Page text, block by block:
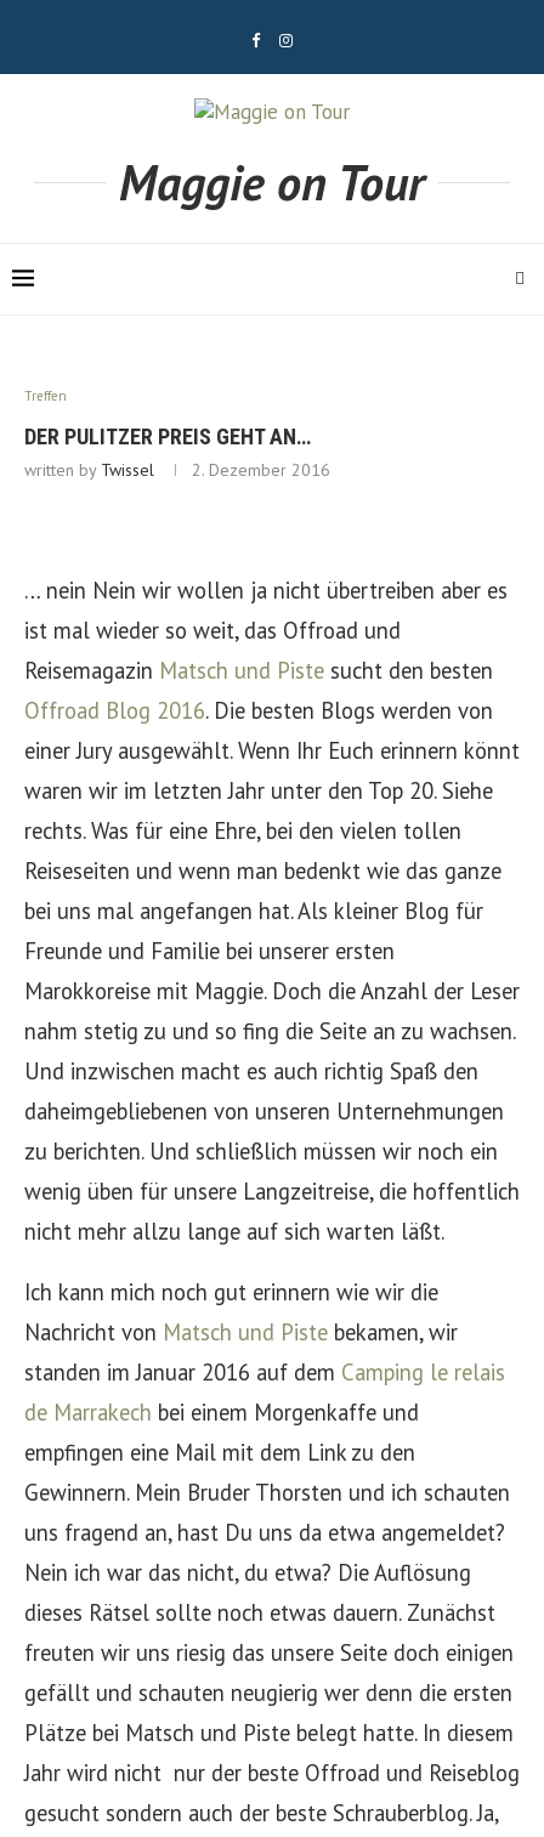
Maggie on Tour
Treffen
DER PULITZER PREIS GEHT AN…
written by Twissel 2. Dezember 2016
… nein Nein wir wollen ja nicht übertreiben aber es
ist mal wieder so weit, das Offroad und
Reisemagazin Matsch und Piste sucht den besten
Offroad Blog 2016. Die besten Blogs werden von
einer Jury ausgewählt. Wenn Ihr Euch erinnern könnt
waren wir im letzten Jahr unter den Top 20. Siehe
rechts. Was für eine Ehre, bei den vielen tollen
Reiseseiten und wenn man bedenkt wie das ganze
bei uns mal angefangen hat. Als kleiner Blog für
Freunde und Familie bei unserer ersten
Marokkoreise mit Maggie. Doch die Anzahl der Leser
nahm stetig zu und so fing die Seite an zu wachsen.
Und inzwischen macht es auch richtig Spaß den
daheimgebliebenen von unseren Unternehmungen
zu berichten. Und schließlich müssen wir noch ein
wenig üben für unsere Langzeitreise, die hoffentlich
nicht mehr allzu lange auf sich warten läßt.
Ich kann mich noch gut erinnern wie wir die
Nachricht von Matsch und Piste bekamen, wir
standen im Januar 2016 auf dem Camping le relais
de Marrakech bei einem Morgenkaffe und
empfingen eine Mail mit dem Link zu den
Gewinnern. Mein Bruder Thorsten und ich schauten
uns fragend an, hast Du uns da etwa angemeldet?
Nein ich war das nicht, du etwa? Die Auflösung
dieses Rätsel sollte noch etwas dauern. Zunächst
freuten wir uns riesig das unsere Seite doch einigen
gefällt und schauten neugierig wer denn die ersten
Plätze bei Matsch und Piste belegt hatte. In diesem
Jahr wird nicht nur der beste Offroad und Reiseblog
gesucht sondern auch der beste Schrauberblog. Ja,